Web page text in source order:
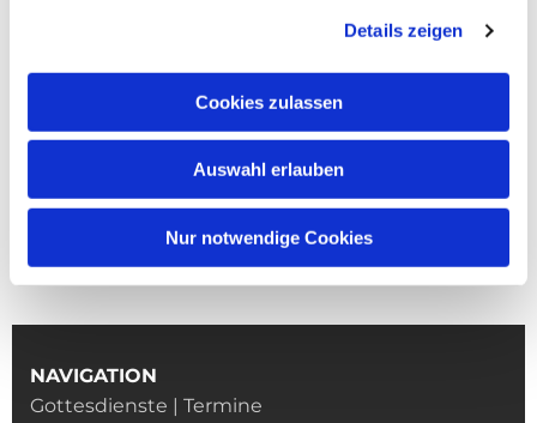
Details zeigen
Cookies zulassen
Auswahl erlauben
Nur notwendige Cookies
NAVIGATION
Gottesdienste | Termine